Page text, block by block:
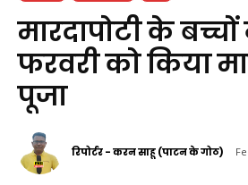
मारदापोटी के बच्चों
फरवरी को किया
पूजा
रिपोर्टर - करन साहू (पाटन के गोठ)